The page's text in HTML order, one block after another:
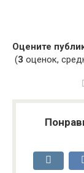
Оцените
(3 оценок,